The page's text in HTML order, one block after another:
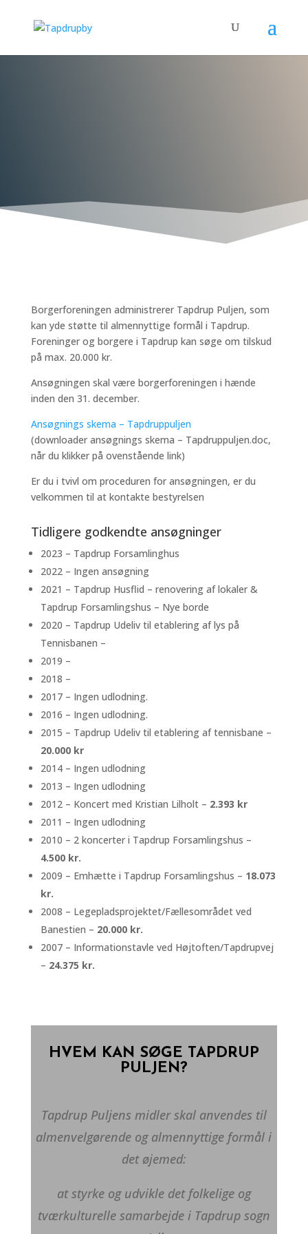
Borgerforeningen administrerer Tapdrup Puljen, som
kan yde støtte til almennyttige formål i Tapdrup.
Foreninger og borgere i Tapdrup kan søge om tilskud
på max. 20.000 kr.
Ansøgningen skal være borgerforeningen i hænde
inden den 31. december.
Ansøgnings skema – Tapdruppuljen
(downloader ansøgnings skema – Tapdruppuljen.doc,
når du klikker på ovenstående link)
Er du i tvivl om proceduren for ansøgningen, er du
velkommen til at kontakte bestyrelsen
Tidligere godkendte ansøgninger
2023 – Tapdrup Forsamlinghus
2022 – Ingen ansøgning
2021 – Tapdrup Husflid – renovering af lokaler &
Tapdrup Forsamlingshus – Nye borde
2020 – Tapdrup Udeliv til etablering af lys på
Tennisbanen –
2019 –
2018 –
2017 – Ingen udlodning.
2016 – Ingen udlodning.
2015 – Tapdrup Udeliv til etablering af tennisbane –
20.000 kr
2014 – Ingen udlodning
2013 – Ingen udlodning
2012 – Koncert med Kristian Lilholt – 2.393 kr
2011 – Ingen udlodning
2010 – 2 koncerter i Tapdrup Forsamlingshus –
4.500 kr.
2009 – Emhætte i Tapdrup Forsamlingshus – 18.073
kr.
2008 – Legepladsprojektet/Fællesområdet ved
Banestien – 20.000 kr.
2007 – Informationstavle ved Højtoften/Tapdrupvej
– 24.375 kr.
HVEM KAN SØGE TAPDRUP
PULJEN?
Tapdrup Puljens midler skal anvendes til
almenvelgørende og almennyttige formål i
det øjemed:
at styrke og udvikle det folkelige og
tværkulturelle samarbejde i Tapdrup sogn